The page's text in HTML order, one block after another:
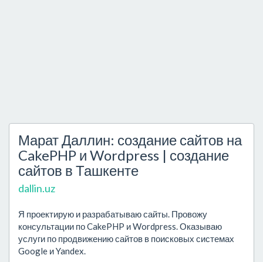
Марат Даллин: создание сайтов на
CakePHP и Wordpress | создание
сайтов в Ташкенте
dallin.uz
Я проектирую и разрабатываю сайты. Провожу
консультации по CakePHP и Wordpress. Оказываю
услуги по продвижению сайтов в поисковых системах
Google и Yandex.